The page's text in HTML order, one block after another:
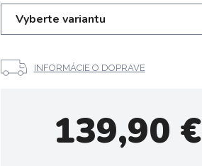
Vyberte variantu
INFORMÁCIE O DOPRAVE
139,90 €